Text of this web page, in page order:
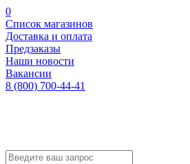
0
Список магазинов
Доставка и оплата
Предзаказы
Наши новости
Вакансии
8 (800) 700-44-41